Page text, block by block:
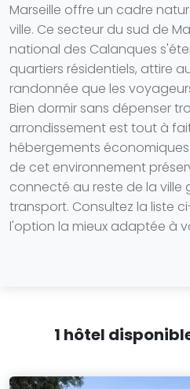
Marseille offre un cadre
ville. Ce secteur du sud de
national des Calanques
quartiers résidentiels, attire
randonnée que les
Bien dormir sans dépenser
arrondissement est tout à
hébergements
de cet environnement
connecté au reste de la ville
transport. Consultez la liste
l'option la mieux adaptée à
1 hôtel